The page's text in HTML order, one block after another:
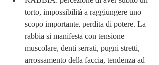
torto, impossibilità a raggiungere uno
scopo importante, perdita di potere. La
rabbia si manifesta con tensione
muscolare, denti serrati, pugni stretti,
arrossamento della faccia, tendenza ad